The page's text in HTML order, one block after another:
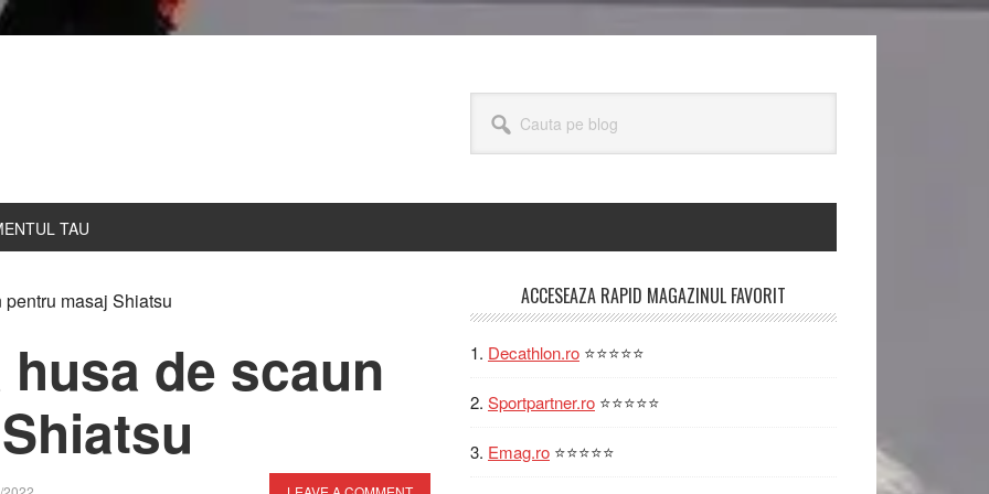
blog
TAU
masaj Shiatsu
de scaun
Primary
Sidebar
ACCESEAZA RAPID MAGAZINUL FAVORIT
Decathlon.ro ⭐⭐⭐⭐⭐
Sportpartner.ro ⭐⭐⭐⭐⭐
Emag.ro ⭐⭐⭐⭐⭐